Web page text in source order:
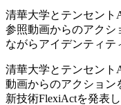
清華大学とテンセント
参照動画からのアクシ
ながらアイデンティテ
清華大学とテンセント
動画からのアクション
新技術FlexiActを発表